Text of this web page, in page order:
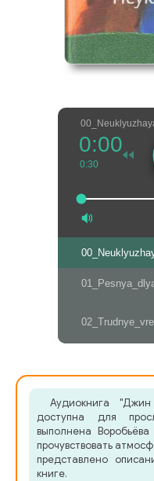
0:00
0:30
06_Poldoma
Аудиокнига
доступна для
выполнена
прочувствовать
представлено
книге.